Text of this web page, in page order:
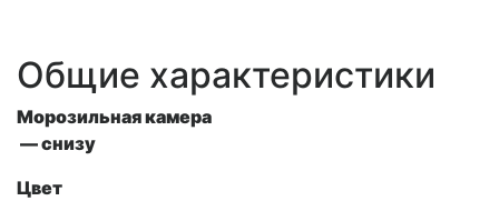
Общие характеристики
Морозильная камера
— снизу
Цвет